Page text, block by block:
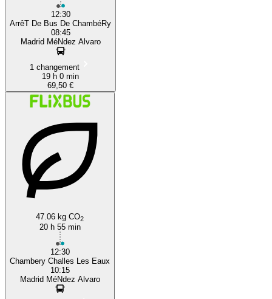
12:30
ArrêT De Bus De ChambéRy
08:45
Madrid MéNdez Alvaro
1 changement
19 h 0 min
69,50 €
47.06 kg CO2
20 h 55 min
12:30
Chambery Challes Les Eaux
10:15
Madrid MéNdez Alvaro